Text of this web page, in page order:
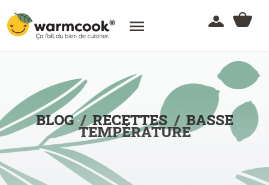

BLOG RECETTES BASSE
TEMPÉRATURE